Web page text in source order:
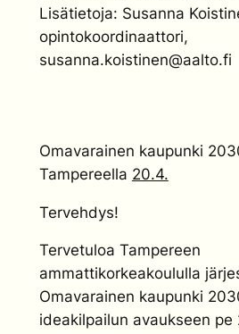
Lisätietoja: Susanna
opintokoordinaattori,
susanna.koistinen@aalto.fi
Omavarainen kaupunki
Tampereella 20.4.
Tervehdys!
Tervetuloa Tampereen
ammattikorkeakoululla
Omavarainen kaupunki
ideakilpailun avaukseen pe